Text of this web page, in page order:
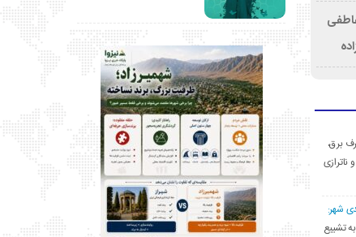
برق،
ناترازی
شهر:
به تشییع